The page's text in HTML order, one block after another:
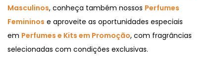
Masculinos, conheça também nossos Perfumes
Femininos e aproveite as oportunidades especiais
em Perfumes e Kits em Promoção, com fragrâncias
selecionadas com condições exclusivas.